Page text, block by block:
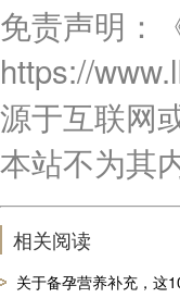
免责声明：
https://
源于互联网
本站不为其
相关阅读
关于备孕营养补充，这